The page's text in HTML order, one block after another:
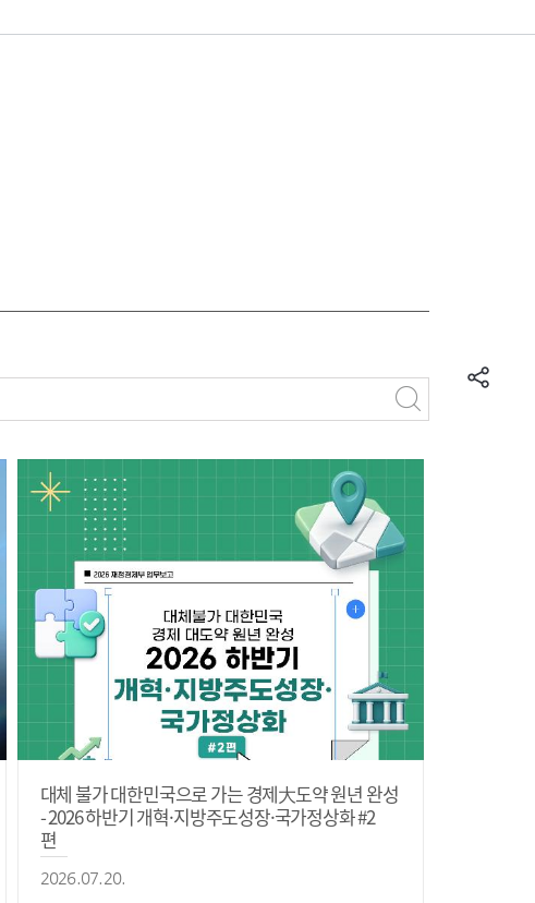
대체 불가 대한민국으로 가는 경제大도약 원년 완성
- 2026 하반기 개혁·지방주도성장·국가정상화 #2
편
2026.07.20.